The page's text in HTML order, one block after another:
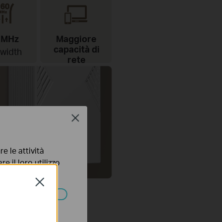
Maggiore
capacità di
rete
Close
le attività
il loro utilizzo
essere
Close